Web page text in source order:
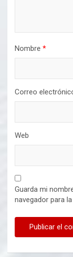
Nombre *
Correo
Web
Guarda mi
navegador para